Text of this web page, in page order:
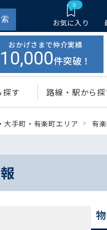
0
お気に入り
おかげさまで仲介実績
10,000件突破！
探す 路線・駅から探
大手町・有楽町エリア 有